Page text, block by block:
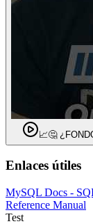
📈🤔
Enlaces útiles
MySQL Docs -
Reference Manual
Test